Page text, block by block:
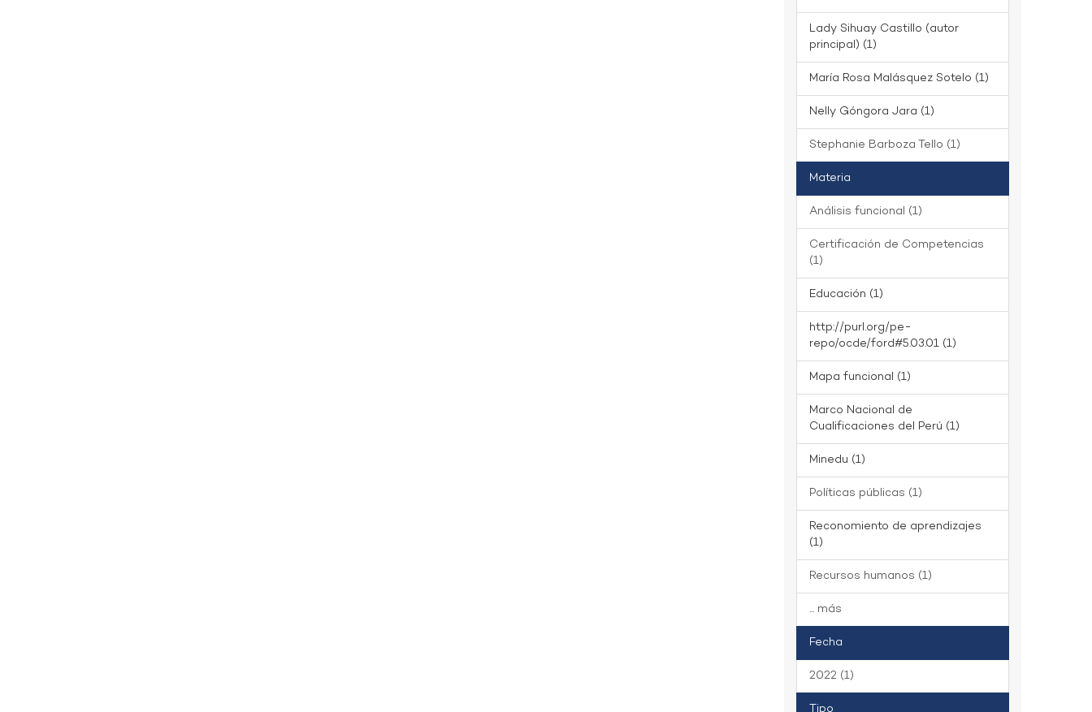
Lady Sihuay Castillo (autor
principal) (1)
María Rosa Malásquez Sotelo (1)
Nelly Góngora Jara (1)
Stephanie Barboza Tello (1)
Materia
Análisis funcional (1)
Certificación de Competencias
(1)
Educación (1)
http://purl.org/pe-
repo/ocde/ford#5.03.01 (1)
Mapa funcional (1)
Marco Nacional de
Cualificaciones del Perú (1)
Minedu (1)
Políticas públicas (1)
Reconomiento de aprendizajes
(1)
Recursos humanos (1)
... más
Fecha
2022 (1)